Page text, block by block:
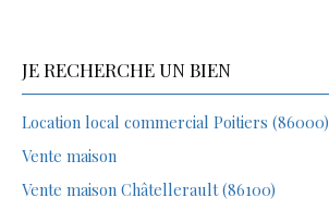
JE RECHERCHE UN BIEN
Location local commercial Poitiers (86000)
Vente maison
Vente maison Châtellerault (86100)